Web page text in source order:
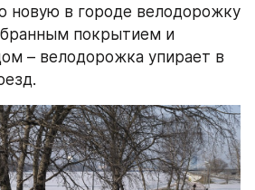
новую в городе велодорожку
покрытием и
– велодорожка упирает в